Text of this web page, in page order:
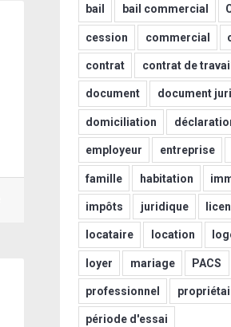
bail bail commercial
cession commercial
contrat contrat de travail
document document
domiciliation
employeur entreprise
famille habitation
impôts juridique
locataire location
loyer mariage PACS
professionnel
période d'essai